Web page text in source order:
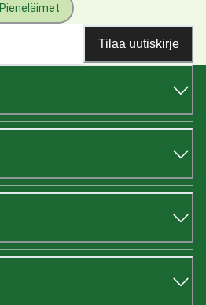
Pieneläimet
Tilaa uutiskirje